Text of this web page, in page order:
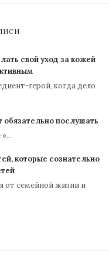
свой уход за кожей
герой, когда дело
обязательно послушать
»…
которые сознательно
от семейной жизни и